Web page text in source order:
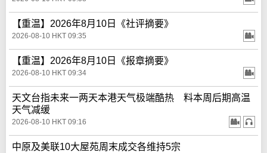
【重温】2026年8月10日《社评摘要》
2026-08-10 HKT 09:35
【重温】2026年8月10日《报章摘要》
2026-08-10 HKT 09:34
天文台指未来一两天本港天气极端酷热 料本周后期高温
天气减缓
2026-08-10 HKT 09:16
中原及美联10大屋苑周末成交各维持5宗